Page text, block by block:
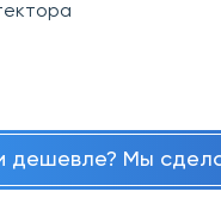
дешевле? Мы